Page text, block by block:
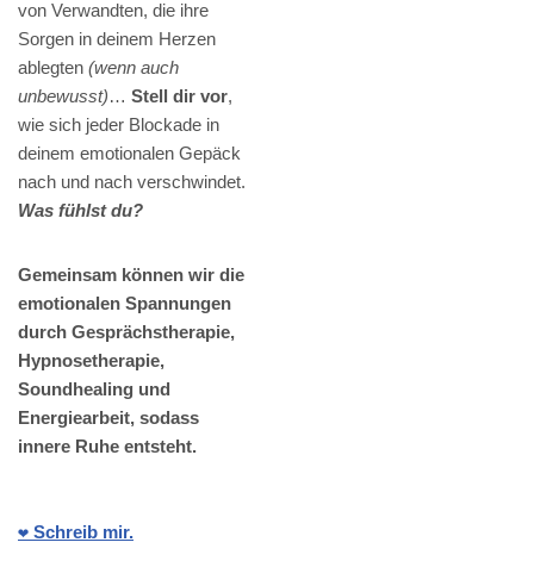
von Verwandten, die ihre
Sorgen in deinem Herzen
ablegten (wenn auch
unbewusst)… Stell dir vor,
wie sich jeder Blockade in
deinem emotionalen Gepäck
nach und nach verschwindet.
Was fühlst du?
Gemeinsam können wir die
emotionalen Spannungen
durch Gesprächstherapie,
Hypnosetherapie,
Soundhealing und
Energiearbeit, sodass
innere Ruhe entsteht.
❤️ Schreib mir.